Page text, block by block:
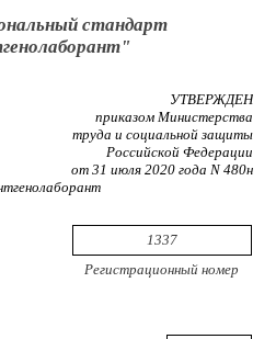
стандарт
УТВЕРЖДЕН
приказом Министерства
труда и социальной защиты
Российской Федерации
от 31 июля 2020 года N 480н
1337
Регистрационный номер